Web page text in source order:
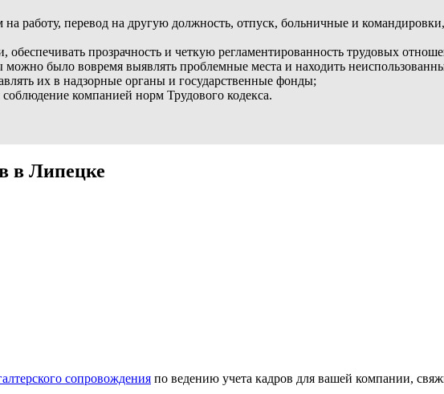
работу, перевод на другую должность, отпуск, больничные и
обеспечивать прозрачность и четкую регламентированность трудовых
можно было вовремя выявлять проблемные места и находить
их в надзорные органы и государственные фонды;
компанией норм Трудового кодекса.
в Липецке
сопровождения по ведению учета кадров для вашей компании,